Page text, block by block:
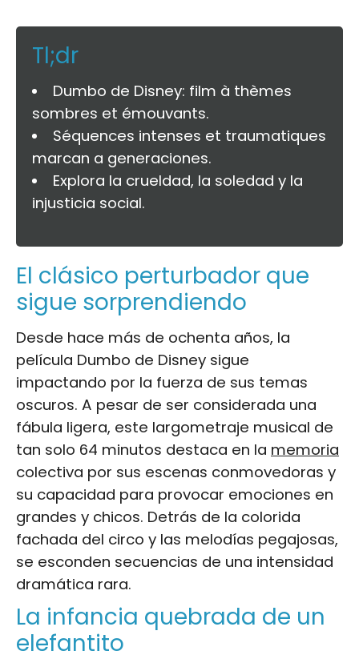
Tl;dr
Dumbo de Disney: film à thèmes
sombres et émouvants.
Séquences intenses et traumatiques
marcan a generaciones.
Explora la crueldad, la soledad y la
injusticia social.
El clásico perturbador que
sigue sorprendiendo
Desde hace más de ochenta años, la
película Dumbo de Disney sigue
impactando por la fuerza de sus temas
oscuros. A pesar de ser considerada una
fábula ligera, este largometraje musical de
tan solo 64 minutos destaca en la memoria
colectiva por sus escenas conmovedoras y
su capacidad para provocar emociones en
grandes y chicos. Detrás de la colorida
fachada del circo y las melodías pegajosas,
se esconden secuencias de una intensidad
dramática rara.
La infancia quebrada de un
elefantito